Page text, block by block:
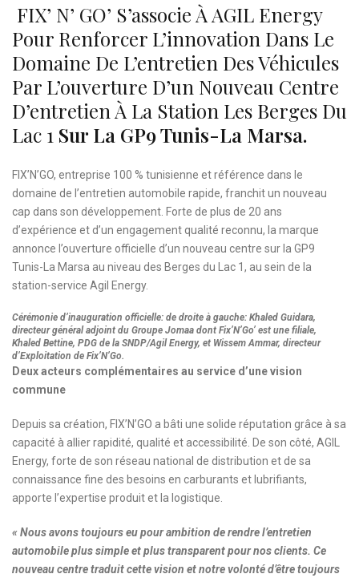
FIX’ N’ GO’ S’associe À AGIL Energy
Pour Renforcer L’innovation Dans Le
Domaine De L’entretien Des Véhicules
Par L’ouverture D’un Nouveau Centre
D’entretien À La Station Les Berges Du
Lac 1 Sur La GP9 Tunis-La Marsa.
FIX’N’GO, entreprise 100 % tunisienne et référence dans le
domaine de l’entretien automobile rapide, franchit un nouveau
cap dans son développement. Forte de plus de 20 ans
d’expérience et d’un engagement qualité reconnu, la marque
annonce l’ouverture officielle d’un nouveau centre sur la GP9
Tunis-La Marsa au niveau des Berges du Lac 1, au sein de la
station-service Agil Energy.
Cérémonie d’inauguration officielle: de droite à gauche: Khaled Guidara,
directeur général adjoint du Groupe Jomaa dont Fix’N’Go’ est une filiale,
Khaled Bettine, PDG de la SNDP/Agil Energy, et Wissem Ammar, directeur
d’Exploitation de Fix’N’Go.
Deux acteurs complémentaires au service d’une vision
commune
Depuis sa création, FIX’N’GO a bâti une solide réputation grâce à sa
capacité à allier rapidité, qualité et accessibilité. De son côté, AGIL
Energy, forte de son réseau national de distribution et de sa
connaissance fine des besoins en carburants et lubrifiants,
apporte l’expertise produit et la logistique.
« Nous avons toujours eu pour ambition de rendre l’entretien
automobile plus simple et plus transparent pour nos clients. Ce
nouveau centre traduit cette vision et notre volonté d’être toujours